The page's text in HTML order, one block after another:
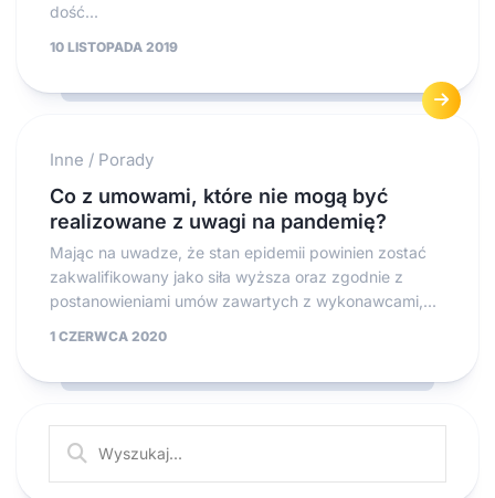
dość...
10 LISTOPADA 2019
Inne / Porady
Co z umowami, które nie mogą być
realizowane z uwagi na pandemię?
Mając na uwadze, że stan epidemii powinien zostać
zakwalifikowany jako siła wyższa oraz zgodnie z
postanowieniami umów zawartych z wykonawcami,...
1 CZERWCA 2020